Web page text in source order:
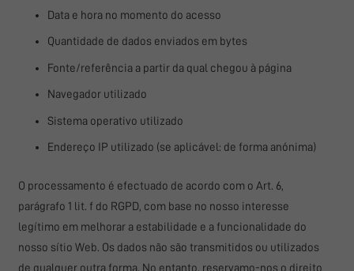
Data e hora no momento do acesso
Quantidade de dados enviados em bytes
Fonte/referência a partir da qual chegou à página
Navegador utilizado
Sistema operativo utilizado
Endereço IP utilizado (se aplicável: de forma anónima)
O processamento é efectuado de acordo com o Art. 6,
parágrafo 1 lit. f do RGPD, com base no nosso interesse
legítimo em melhorar a estabilidade e a funcionalidade do
nosso sítio Web. Os dados não são transmitidos ou utilizados
de qualquer outra forma. No entanto, reservamo-nos o direito